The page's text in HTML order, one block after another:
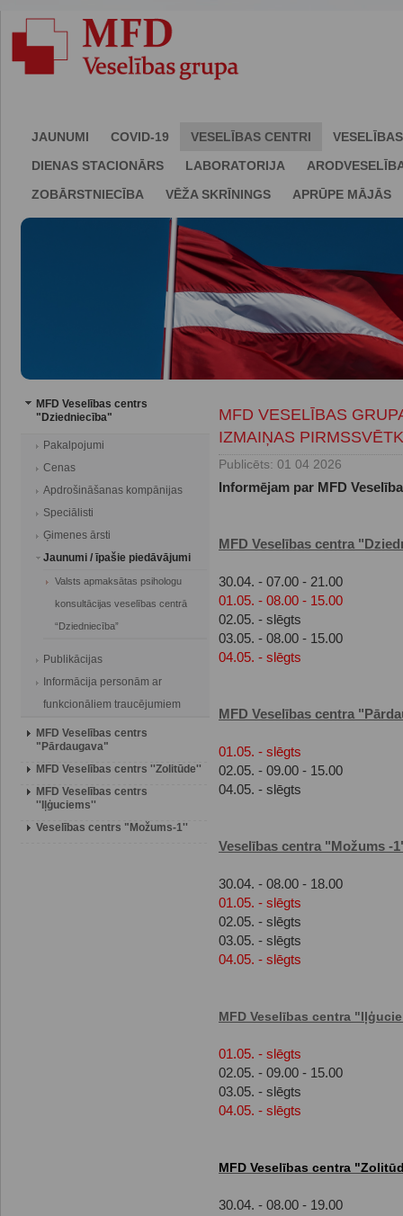
JAUNUMI COVID-19 VESELĪBAS CENTRI
DIENAS STACIONĀRS
LABORATORIJA
ZOBĀRSTNIECĪBA
VĒŽA SKRĪNINGS APRŪPE MĀJĀS
MFD Veselības centrs
"Dziedniecība"
Pakalpojumi
Cenas
Apdrošināšanas kompānijas
Speciālisti
Ģimenes ārsti
Jaunumi / īpašie piedāvājumi
Valsts apmaksātas psihologu
konsultācijas veselības centrā
“Dziedniecība”
Publikācijas
Informācija personām ar
funkcionāliem traucējumiem
MFD Veselības centrs
"Pārdaugava"
MFD Veselības centrs ''Zolitūde''
MFD Veselības centrs
''Iļģuciems''
Veselības centrs "Možums-1''
MFD VESELĪBAS
IZMAIŅAS
Publicēts: 01 04 2026
Informējam par MFD
MFD Veselības centra
30.04. - 07.00 - 21.00
01.05. - 08.00 - 15.00
02.05. - slēgts
03.05. - 08.00 - 15.00
04.05. - slēgts
MFD Veselības centra
01.05. - slēgts
02.05. - 09.00 - 15.00
04.05. - slēgts
Veselības centra "Možums -
30.04. - 08.00 - 18.00
01.05. - slēgts
02.05. - slēgts
03.05. - slēgts
04.05. - slēgts
MFD Veselības centra
01.05. - slēgts
02.05. - 09.00 - 15.00
03.05. - slēgts
04.05. - slēgts
MFD Veselības centra
30.04. - 08.00 - 19.00